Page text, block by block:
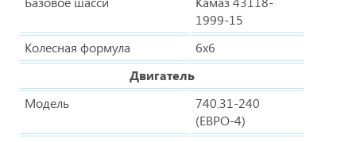
1999-15
Колесная формула
6х6
Двигатель
Модель
740.31-240
(ЕВРО-4)